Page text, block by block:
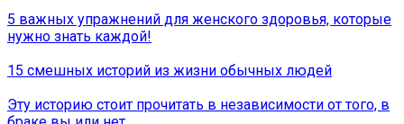
5 важных упражнений для женского здоровья, которые
нужно знать каждой!
15 смешных историй из жизни обычных людей
Эту историю стоит прочитать в независимости от того, в